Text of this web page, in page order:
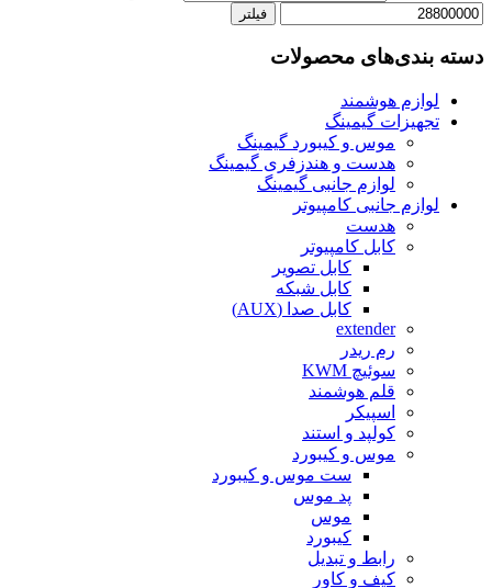
فیلتر
دسته بندی‌های محصولات
لوازم هوشمند
تجهیزات گیمینگ
موس و کیبورد گیمینگ
هدست و هندزفری گیمینگ
لوازم جانبی گیمینگ
لوازم جانبی کامپیوتر
هدست
کابل کامپیوتر
کابل تصویر
کابل شبکه
کابل صدا (AUX)
extender
رم ریدر
سوئیچ KWM
قلم هوشمند
اسپیکر
کولپد و استند
موس و کیبورد
ست موس و کیبورد
پد موس
موس
کیبورد
رابط و تبدیل
کیف و کاور